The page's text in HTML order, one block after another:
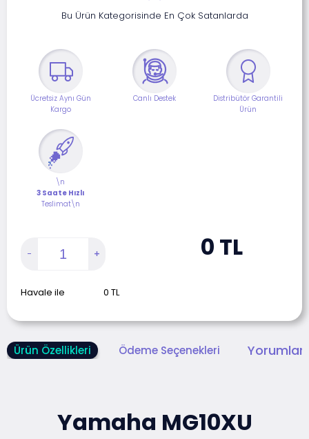
Bu Ürün Kategorisinde En Çok Satanlarda
Ücretsiz Aynı Gün
Kargo
Canlı Destek
Distribütör Garantili
Ürün
\n
3 Saate Hızlı
Teslimat\n
0 TL
Havale ile 0 TL
Ürün Özellikleri Ödeme Seçenekleri
Yamaha MG10XU